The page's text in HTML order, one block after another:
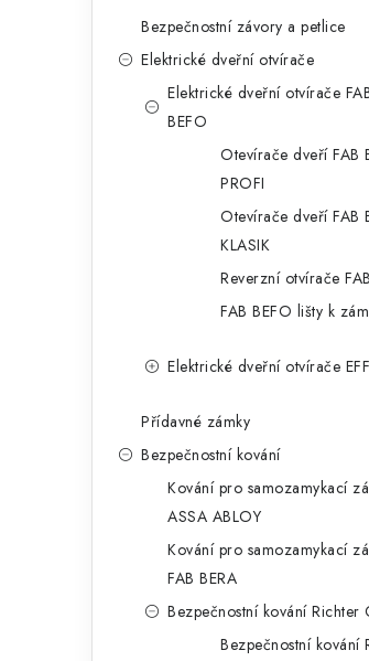
Bezpečnostní závory a petlice
Elektrické dveřní otvírače
Elektrické dveřní otvírače
BEFO
Otevírače dveří FAB
PROFI
Otevírače dveří FAB
KLASIK
Reverzní otvírače
FAB BEFO lišty k
Elektrické dveřní otvírače
Přídavné zámky
Bezpečnostní kování
Kování pro samozamykací
ASSA ABLOY
Kování pro samozamykací
FAB BERA
Bezpečnostní kování Richter
Bezpečnostní kování